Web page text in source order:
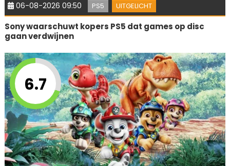
06-08-2026 09:50 PS5 UITGELICHT
Sony waarschuwt kopers PS5 dat games op disc
gaan verdwijnen
6.7